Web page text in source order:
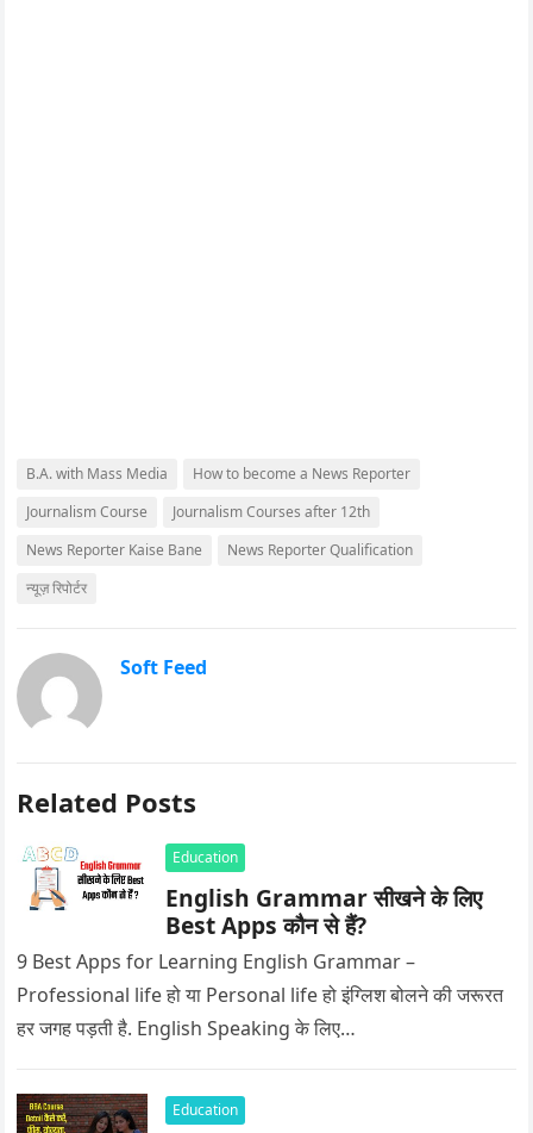
B.A. with Mass Media
How to become a News Reporter
Journalism Course
Journalism Courses after 12th
News Reporter Kaise Bane
News Reporter Qualification
न्यूज़ रिपोर्टर
Soft Feed
Related Posts
Education
English Grammar सीखने के लिए
Best Apps कौन से हैं?
9 Best Apps for Learning English Grammar –
Professional life हो या Personal life हो इंग्लिश बोलने की जरूरत
हर जगह पड़ती है. English Speaking के लिए…
Education